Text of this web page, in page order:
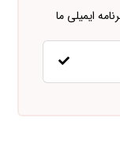
ایمیلی ما